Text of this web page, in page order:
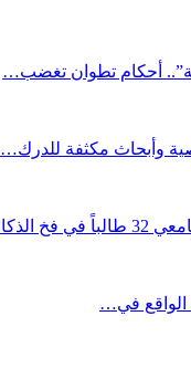
أحكام تطوان تغضب…
وأبحاث مكثفة للدرك…
الواقع في…